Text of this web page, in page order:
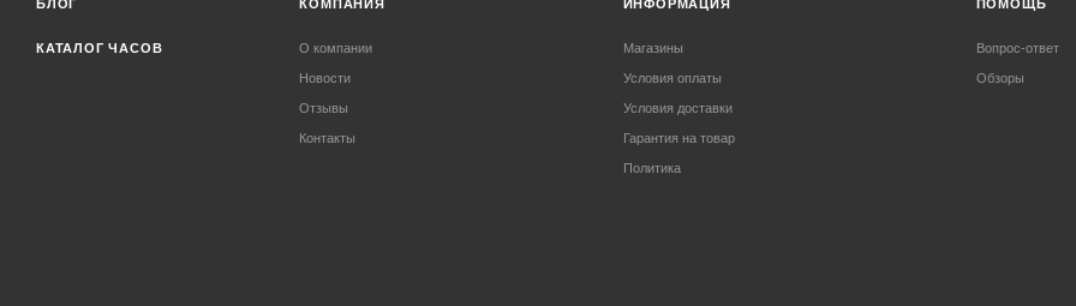
БЛОГ
КАТАЛОГ ЧАСОВ
КОМПАНИЯ
О компании
Новости
Отзывы
Контакты
ИНФОРМАЦИЯ
Магазины
Условия оплаты
Условия доставки
Гарантия на товар
Политика
ПОМОЩЬ
Вопрос-ответ
Обзоры